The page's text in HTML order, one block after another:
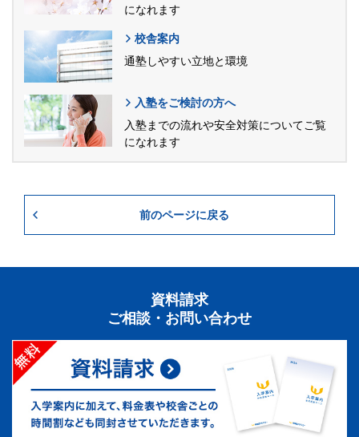
になれます
校舎案内
通塾しやすい立地と環境
入塾をご検討の方へ
入塾までの流れや安全対策についてご覧
になれます
前のページに戻る
資料請求
ご相談・お問い合わせ